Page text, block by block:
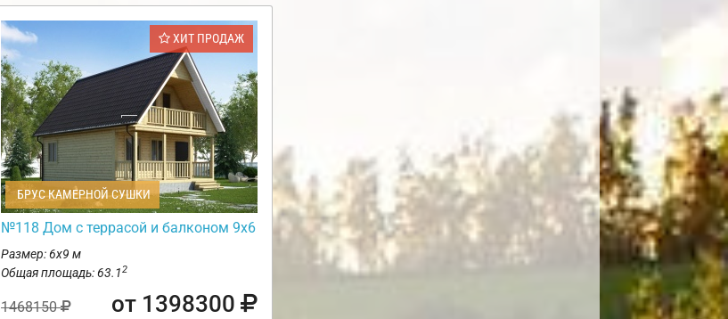
ХИТ ПРОДАЖ
БРУС КАМЕРНОЙ СУШКИ
№118 Дом с террасой и балконом 9х6
Размер: 6х9 м
Общая площадь: 63.12
1468150 от 1398300